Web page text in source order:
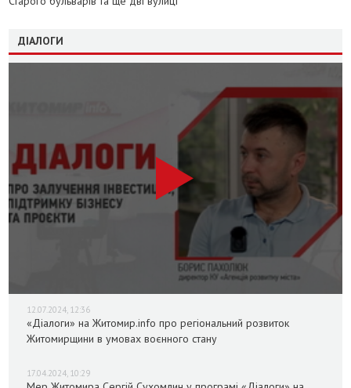
ДІАЛОГИ
12.07.2024, 12:36
«Діалоги» на Житомир.info про регіональний розвиток
Житомирщини в умовах воєнного стану
17.04.2024, 10:29